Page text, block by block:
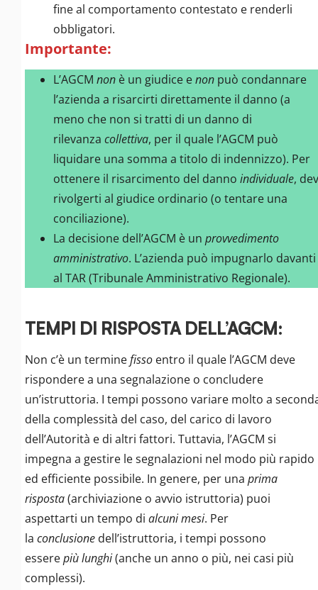
fine al comportamento contestato e renderli
obbligatori.
Importante:
L’AGCM non è un giudice enon può condannare
l’azienda a risarcirti direttamente il danno (a
meno che non si tratti di un danno di
rilevanza collettiva, per il quale l’AGCM può
liquidare una somma a titolo di indennizzo). Per
ottenere il risarcimento del danno individuale,
rivolgerti al giudice ordinario (o tentare una
conciliazione).
La decisione dell’AGCM è un provvedimento
amministrativo. L’azienda può impugnarlo davanti
al TAR (Tribunale Amministrativo Regionale).
TEMPI DI RISPOSTA DELL’AGCM:
Non c’è un terminefisso entro il quale l’AGCM deve
rispondere a una segnalazione o concludere
un’istruttoria. I tempi possono variare molto a
della complessità del caso, del carico di lavoro
dell’Autorità e di altri fattori. Tuttavia, l’AGCM si
impegna a gestire le segnalazioni nel modo più rapido
ed efficiente possibile. In genere, per una prima
risposta(archiviazione o avvio istruttoria) puoi
aspettarti un tempo di alcuni mesi. Per
la conclusione dell’istruttoria, i tempi possono
esserepiù lunghi(anche un anno o più, nei casi più
complessi).